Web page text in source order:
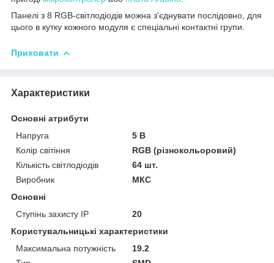
Панелі з 8 RGB-світлодіодів можна з'єднувати послідовно, для
цього в кутку кожного модуля є спеціальні контактні групи.
Приховати
Характеристики
Основні атрибути
Напруга
5 В
Колір світіння
RGB (різнокольоровий)
Кількість світлодіодів
64 шт.
Виробник
МКС
Основні
Ступінь захисту IP
20
Користувальницькі характеристики
Максимальна потужність
19.2